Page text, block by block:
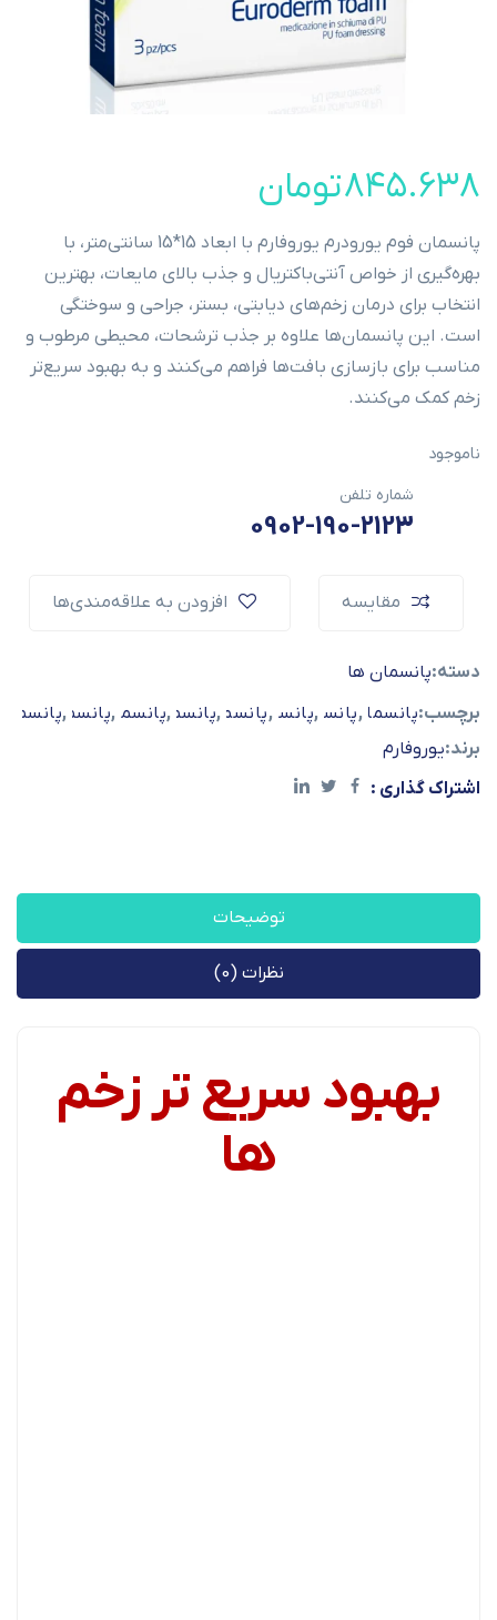
۸۴۵.۶۳۸تومان
پانسمان فوم یورودرم یوروفارم با ابعاد 15*15 سانتی‌متر، با
بهره‌گیری از خواص آنتی‌باکتریال و جذب بالای مایعات، بهترین
انتخاب برای درمان زخم‌های دیابتی، بستر، جراحی و سوختگی
است. این پانسمان‌ها علاوه بر جذب ترشحات، محیطی مرطوب و
مناسب برای بازسازی بافت‌ها فراهم می‌کنند و به بهبود سریع‌تر
زخم کمک می‌کنند.
ناموجود
شماره تلفن
0902-190-2123
مقایسه افزودن به علاقه‌مندی‌ها
دسته:پانسمان ها
برچسب:پانسمان آنتی باکتریال
,پانسمان جاذب
,پانسمان دیابتی
,پانسمان زخم بستر
,پانسمان سوختگی
,پانسمان هیدروفایبر
,پانسمان
,پانسمان
برند:یوروفارم
اشتراک گذاری :
توضیحات
نظرات (0)
بهبود سریع تر زخم
ها